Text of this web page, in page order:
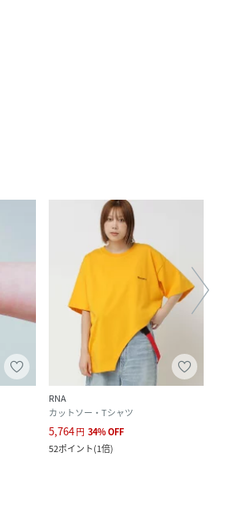
RNA
カットソー・Tシャツ
5,764円 34%OFF
52ポイント(1倍)